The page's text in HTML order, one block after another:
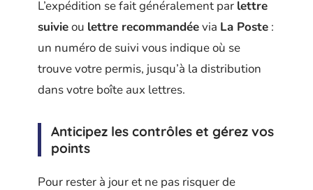
L’expédition se fait généralement par lettre
suivieou lettre recommandéevia La Poste :
un numéro de suivi vous indique où se
trouve votre permis, jusqu’à la distribution
dans votre boîte aux lettres.
Anticipez les contrôles et gérez vos
points
Pour rester à jour et ne pas risquer de